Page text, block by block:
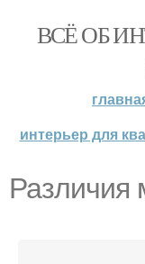
ВСЁ ОБ
интерьер для